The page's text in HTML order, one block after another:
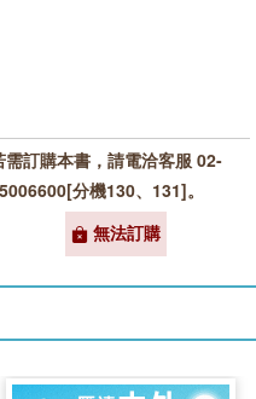
需訂購本書，請電洽客服 02-
分機130、131]。
無法訂購